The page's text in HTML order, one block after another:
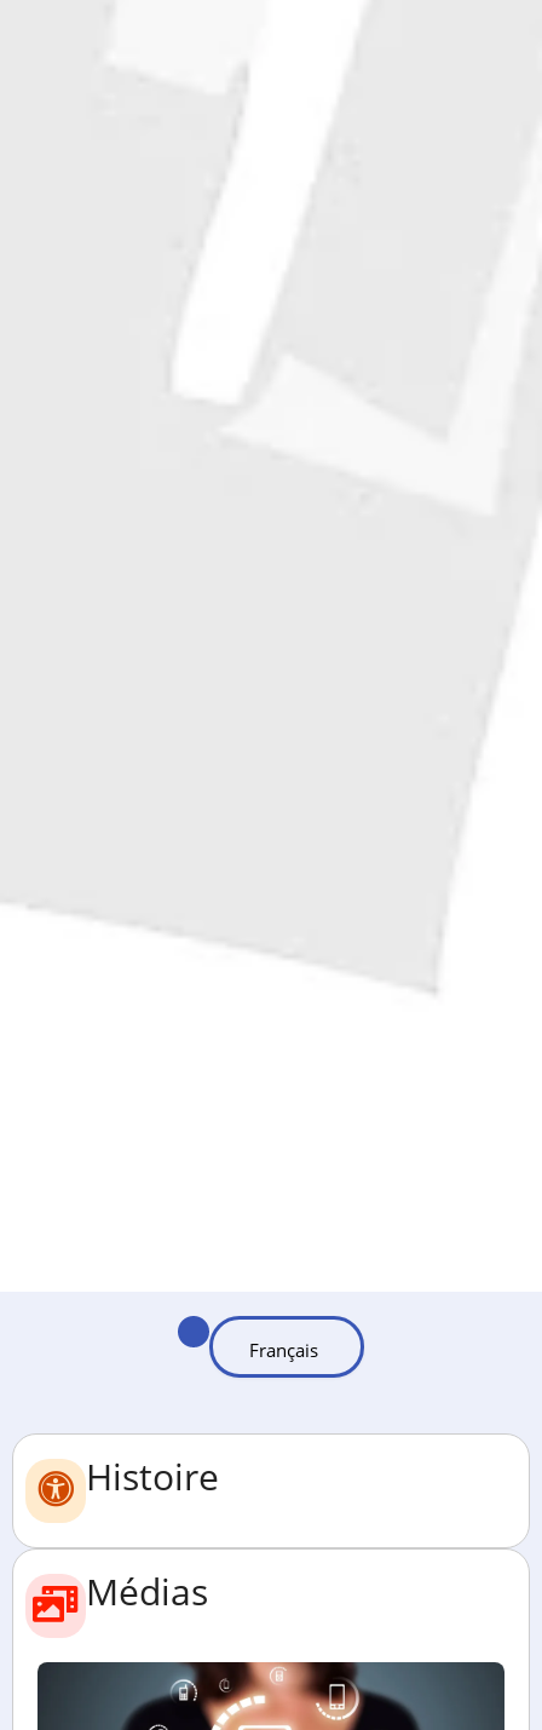
Histoire
Médias